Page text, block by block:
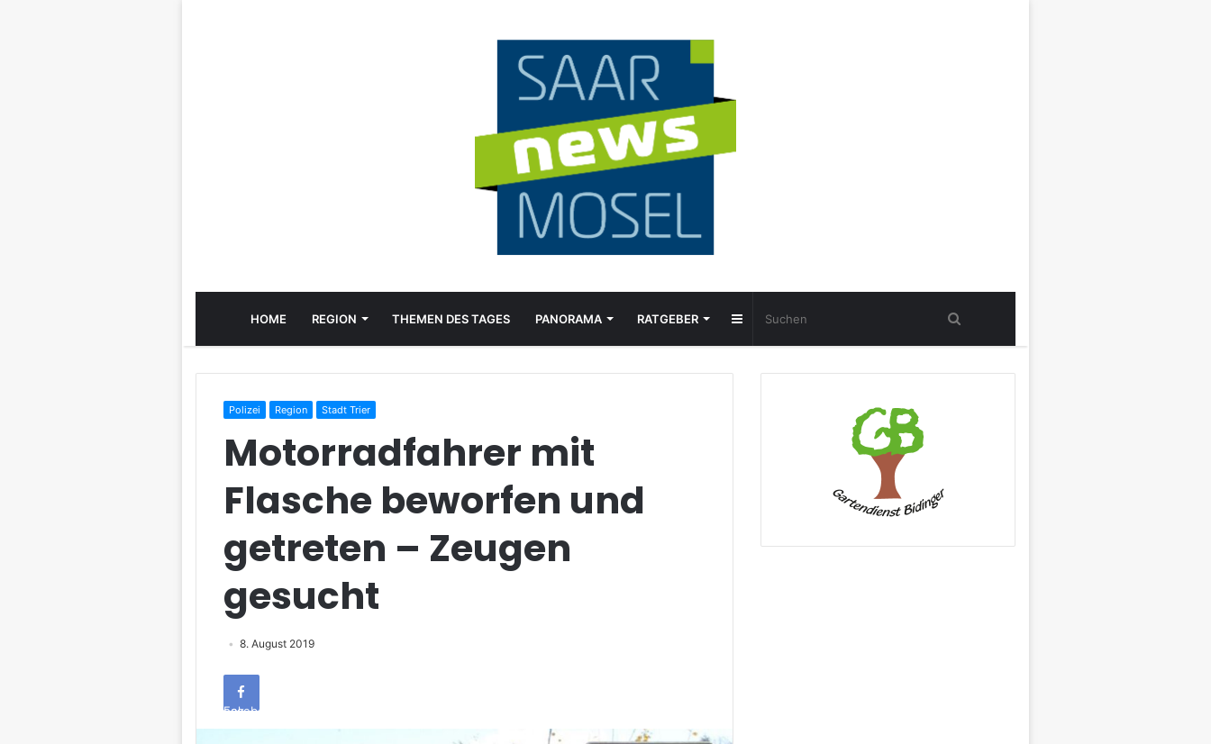
HOME REGION THEMEN DES TAGES PANORAMA RATGEBER Sidebar
Polizei Region Stadt Trier
Motorradfahrer mit
Flasche beworfen und
getreten – Zeugen
gesucht
8. August 2019
Facebook